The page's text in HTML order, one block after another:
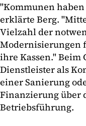
"Kommunen
erklärte Berg.
Vielzahl der
Modernisierungen
ihre Kassen."
Dienstleister als
einer Sanierung
Finanzierung über
Betriebsführung.